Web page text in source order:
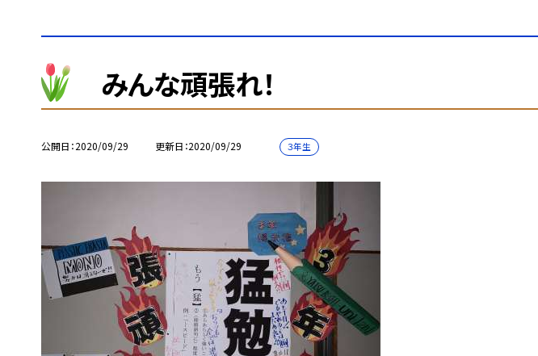
みんな頑張れ！
公開日 2020/09/29 更新日 2020/09/29 ３年生